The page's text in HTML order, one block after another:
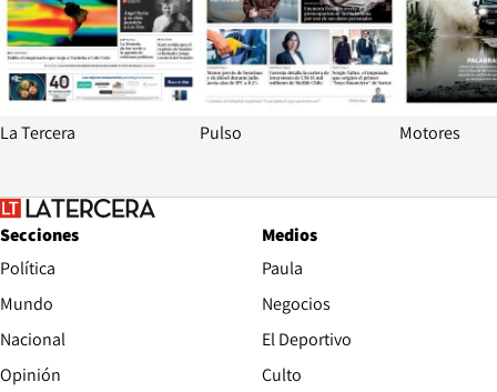
La Tercera Pulso Motores
Secciones
Política
Mundo
Nacional
Opinión
Medios
Paula
Negocios
El Deportivo
Culto